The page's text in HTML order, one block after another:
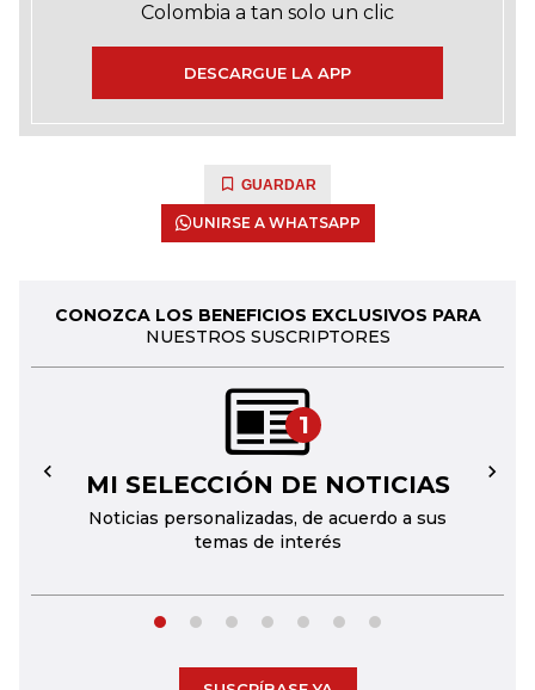
Colombia a tan solo un clic
DESCARGUE LA APP
GUARDAR
UNIRSE A WHATSAPP
CONOZCA LOS BENEFICIOS EXCLUSIVOS PARA
NUESTROS SUSCRIPTORES
1
MI SELECCIÓN DE NOTICIAS
Noticias personalizadas, de acuerdo a sus
temas de interés
← →